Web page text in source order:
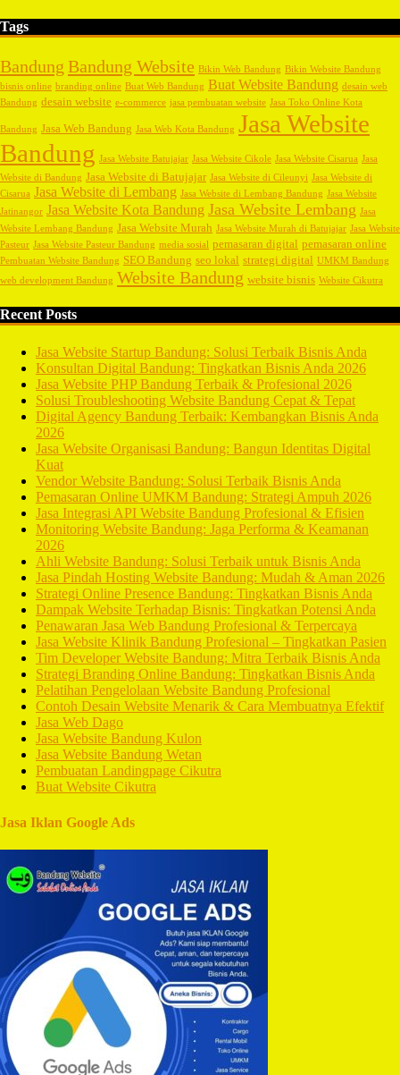
Tags
Bandung Bandung Website Bikin Web Bandung Bikin Website Bandung
bisnis online branding online Buat Web Bandung Buat Website Bandung desain web
Bandung desain website e-commerce jasa pembuatan website Jasa Toko Online Kota
Bandung Jasa Web Bandung Jasa Web Kota Bandung Jasa Website
Bandung Jasa Website Batujajar Jasa Website Cikole Jasa Website Cisarua Jasa
Website di Bandung Jasa Website di Batujajar Jasa Website di Cileunyi Jasa Website di
Cisarua Jasa Website di Lembang Jasa Website di Lembang Bandung Jasa Website
Jatinangor Jasa Website Kota Bandung Jasa Website Lembang Jasa
Website Lembang Bandung Jasa Website Murah Jasa Website Murah di Batujajar Jasa Website
Pasteur Jasa Website Pasteur Bandung media sosial pemasaran digital pemasaran online
Pembuatan Website Bandung SEO Bandung seo lokal strategi digital UMKM Bandung
web development Bandung Website Bandung website bisnis Website Cikutra
Recent Posts
Jasa Website Startup Bandung: Solusi Terbaik Bisnis Anda
Konsultan Digital Bandung: Tingkatkan Bisnis Anda 2026
Jasa Website PHP Bandung Terbaik & Profesional 2026
Solusi Troubleshooting Website Bandung Cepat & Tepat
Digital Agency Bandung Terbaik: Kembangkan Bisnis Anda
2026
Jasa Website Organisasi Bandung: Bangun Identitas Digital
Kuat
Vendor Website Bandung: Solusi Terbaik Bisnis Anda
Pemasaran Online UMKM Bandung: Strategi Ampuh 2026
Jasa Integrasi API Website Bandung Profesional & Efisien
Monitoring Website Bandung: Jaga Performa & Keamanan
2026
Ahli Website Bandung: Solusi Terbaik untuk Bisnis Anda
Jasa Pindah Hosting Website Bandung: Mudah & Aman 2026
Strategi Online Presence Bandung: Tingkatkan Bisnis Anda
Dampak Website Terhadap Bisnis: Tingkatkan Potensi Anda
Penawaran Jasa Web Bandung Profesional & Terpercaya
Jasa Website Klinik Bandung Profesional – Tingkatkan Pasien
Tim Developer Website Bandung: Mitra Terbaik Bisnis Anda
Strategi Branding Online Bandung: Tingkatkan Bisnis Anda
Pelatihan Pengelolaan Website Bandung Profesional
Contoh Desain Website Menarik & Cara Membuatnya Efektif
Jasa Web Dago
Jasa Website Bandung Kulon
Jasa Website Bandung Wetan
Pembuatan Landingpage Cikutra
Buat Website Cikutra
Jasa Iklan Google Ads